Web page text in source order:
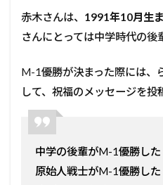
赤木さんは、 1991年10月生
さんにとっては中学時代の後
M-1優勝が決まった際には、
して、祝福のメッセージを投
中学の後輩がM-1優勝した
原始人戦士がM-1優勝した